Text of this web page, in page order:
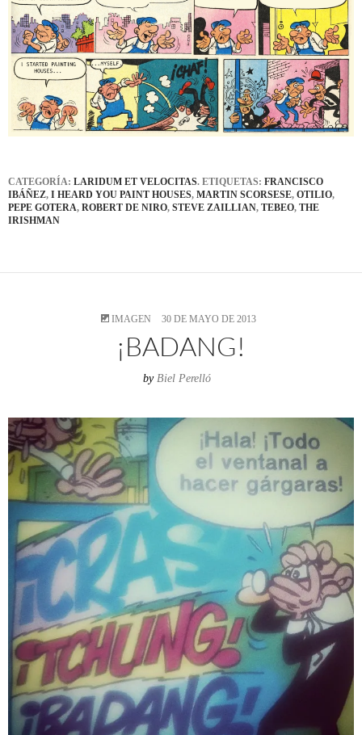
CATEGORÍA: LARIDUM ET VELOCITAS. ETIQUETAS: FRANCISCO
IBÁÑEZ, I HEARD YOU PAINT HOUSES, MARTIN SCORSESE, OTILIO,
PEPE GOTERA, ROBERT DE NIRO, STEVE ZAILLIAN, TEBEO, THE
IRISHMAN
IMAGEN 30 DE MAYO DE 2013
¡BADANG!
by Biel Perelló